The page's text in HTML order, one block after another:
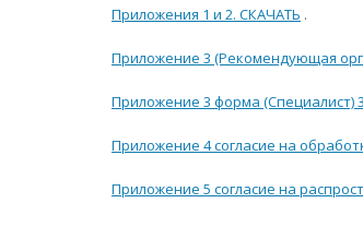
Приложения 1 и 2. СКАЧАТЬ .
Приложение 3 (Рекомендующая
Приложение 3 форма (Специалист)
Приложение 4 согласие на
Приложение 5 согласие на